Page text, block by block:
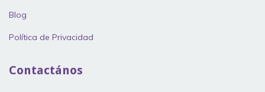
Blog
Política de Privacidad
Contactános